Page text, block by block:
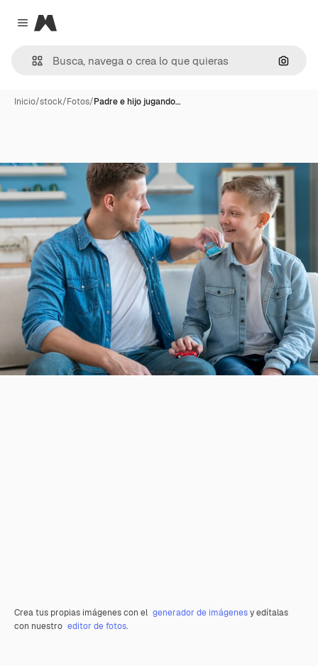
Close menu
Magnific
Inicio/stock/Fotos/Padre e hijo jugando…
Crea tus propias imágenes con el generador de imágenesy edítalas
con nuestro editor de fotos.